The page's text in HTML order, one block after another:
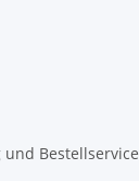
Bestellservice